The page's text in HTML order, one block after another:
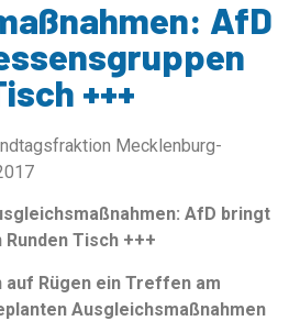
AfD
+++
Mecklenburg-
AfD bringt
Tisch +++
Rügen ein Treffen am
Ausgleichsmaßnahmen